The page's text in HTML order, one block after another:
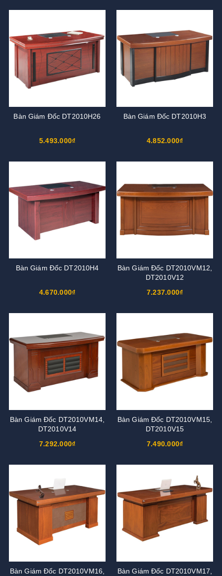
Bàn Giám Đốc DT2010H26
5.493.000₫
Bàn Giám Đốc DT2010H3
4.852.000₫
Bàn Giám Đốc DT2010H4
4.670.000₫
Bàn Giám Đốc DT2010VM12,
DT2010V12
7.237.000₫
Bàn Giám Đốc DT2010VM14,
DT2010V14
7.292.000₫
Bàn Giám Đốc DT2010VM15,
DT2010V15
7.490.000₫
Bàn Giám Đốc DT2010VM16,
Bàn Giám Đốc DT2010VM17,